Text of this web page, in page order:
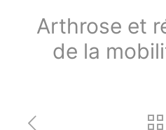
Arthrose et
de la